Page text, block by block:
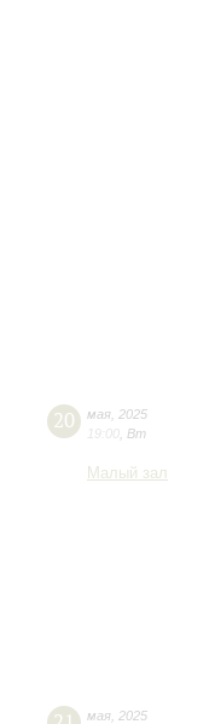
20 мая 2025
19:00
Вт
Малый зал
мая 2025